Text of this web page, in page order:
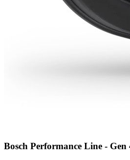
Bosch Performance Line - Gen